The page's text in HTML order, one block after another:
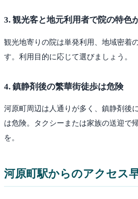
3. 観光客と地元利用者で院の特色
観光地寄りの院は単発利用、地域密着
す。利用目的に応じて選びましょう。
4. 鎮静剤後の繁華街徒歩は危険
河原町周辺は人通りが多く、鎮静剤後
は危険。タクシーまたは家族の送迎で
を。
河原町駅からのアクセス